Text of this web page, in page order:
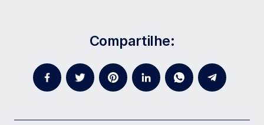
Compartilhe: